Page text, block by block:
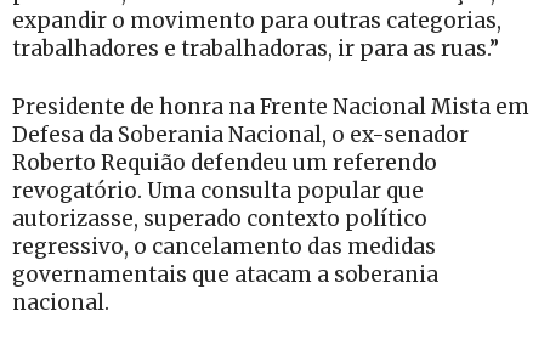
expandir o movimento para outras categorias,
trabalhadores e trabalhadoras, ir para as ruas.”
Presidente de honra na Frente Nacional Mista em
Defesa da Soberania Nacional, o ex-senador
Roberto Requião defendeu um referendo
revogatório. Uma consulta popular que
autorizasse, superado contexto político
regressivo, o cancelamento das medidas
governamentais que atacam a soberania
nacional.